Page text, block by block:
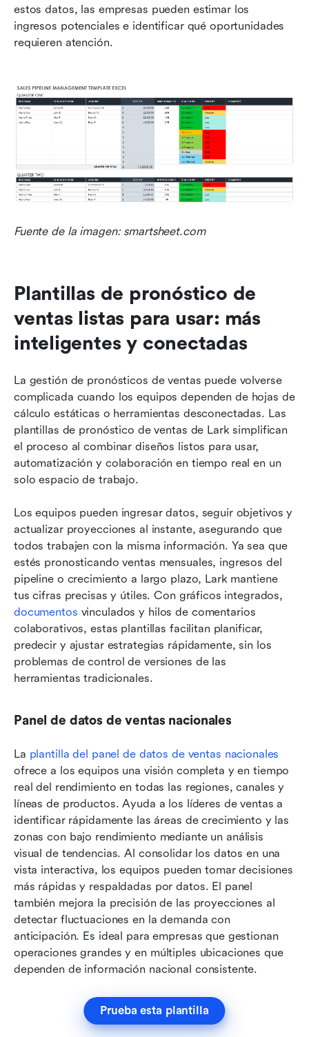
estos datos, las empresas pueden estimar los
ingresos potenciales e identificar qué oportunidades
requieren atención.
Fuente de la imagen: smartsheet.com
Plantillas de pronóstico de
ventas listas para usar: más
inteligentes y conectadas
La gestión de pronósticos de ventas puede volverse
complicada cuando los equipos dependen de hojas de
cálculo estáticas o herramientas desconectadas. Las
plantillas de pronóstico de ventas de Lark simplifican
el proceso al combinar diseños listos para usar,
automatización y colaboración en tiempo real en un
solo espacio de trabajo.
Los equipos pueden ingresar datos, seguir objetivos y
actualizar proyecciones al instante, asegurando que
todos trabajen con la misma información. Ya sea que
estés pronosticando ventas mensuales, ingresos del
pipeline o crecimiento a largo plazo, Lark mantiene
documentos vinculados y hilos de comentarios
colaborativos, estas plantillas facilitan planificar,
predecir y ajustar estrategias rápidamente, sin los
problemas de control de versiones de las
herramientas tradicionales.
Panel de datos de ventas nacionales
La plantilla del panel de datos de ventas nacionales
ofrece a los equipos una visión completa y en tiempo
real del rendimiento en todas las regiones, canales y
líneas de productos. Ayuda a los líderes de ventas a
identificar rápidamente las áreas de crecimiento y las
zonas con bajo rendimiento mediante un análisis
visual de tendencias. Al consolidar los datos en una
vista interactiva, los equipos pueden tomar decisiones
más rápidas y respaldadas por datos. El panel
también mejora la precisión de las proyecciones al
detectar fluctuaciones en la demanda con
anticipación. Es ideal para empresas que gestionan
operaciones grandes y en múltiples ubicaciones que
dependen de información nacional consistente.
Prueba esta plantilla